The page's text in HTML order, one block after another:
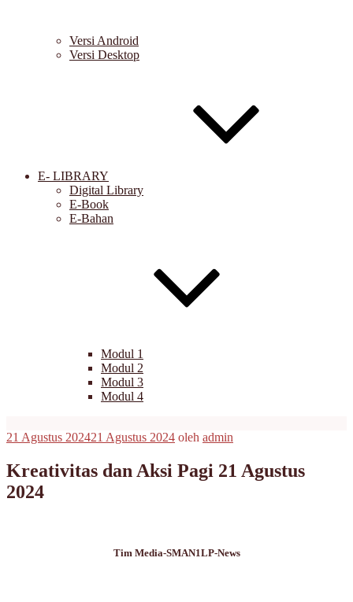
Versi Android
Versi Desktop
E- LIBRARY
Digital Library
E-Book
E-Bahan
Modul 1
Modul 2
Modul 3
Modul 4
Diposkan
21 Agustus 202421 Agustus 2024 oleh admin
Kreativitas dan Aksi Pagi 21 Agustus
2024
Tim Media-SMAN1LP-News